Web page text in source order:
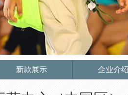
新款展示 企业介绍